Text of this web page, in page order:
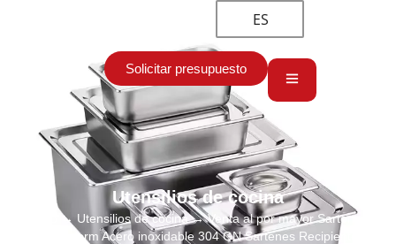
ES
Solicitar presupuesto
Utensilios de cocina
→ Utensilios de cocina→ Venta al por mayor Sartenes
Gastronorm Acero inoxidable 304 GN Sartenes Recipientes